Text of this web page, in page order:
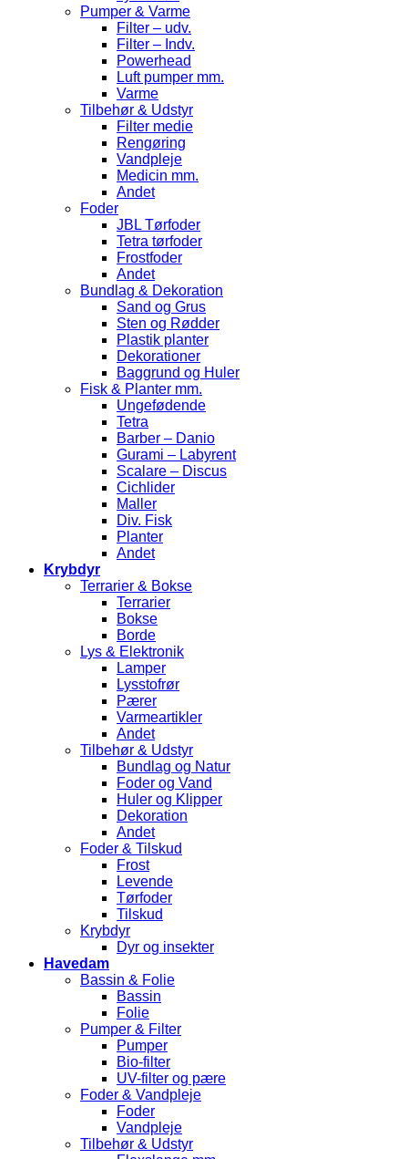
Pumper & Varme
Filter – udv.
Filter – Indv.
Powerhead
Luft pumper mm.
Varme
Tilbehør & Udstyr
Filter medie
Rengøring
Vandpleje
Medicin mm.
Andet
Foder
JBL Tørfoder
Tetra tørfoder
Frostfoder
Andet
Bundlag & Dekoration
Sand og Grus
Sten og Rødder
Plastik planter
Dekorationer
Baggrund og Huler
Fisk & Planter mm.
Ungefødende
Tetra
Barber – Danio
Gurami – Labyrent
Scalare – Discus
Cichlider
Maller
Div. Fisk
Planter
Andet
Krybdyr
Terrarier & Bokse
Terrarier
Bokse
Borde
Lys & Elektronik
Lamper
Lysstofrør
Pærer
Varmeartikler
Andet
Tilbehør & Udstyr
Bundlag og Natur
Foder og Vand
Huler og Klipper
Dekoration
Andet
Foder & Tilskud
Frost
Levende
Tørfoder
Tilskud
Krybdyr
Dyr og insekter
Havedam
Bassin & Folie
Bassin
Folie
Pumper & Filter
Pumper
Bio-filter
UV-filter og pære
Foder & Vandpleje
Foder
Vandpleje
Tilbehør & Udstyr